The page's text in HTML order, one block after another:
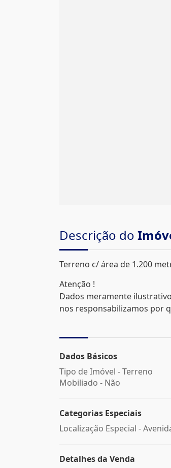
Descrição do
Terreno c/ área de 1.200
Atenção !
Dados meramente
nos responsabilizamos por
Dados Básicos
Tipo de Imóvel - Terreno
Mobiliado - Não
Categorias Especiais
Localização Especial -
Detalhes da Venda